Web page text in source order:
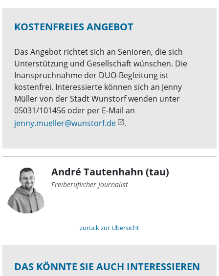
KOSTENFREIES ANGEBOT
Das Angebot richtet sich an Senioren, die sich
Unterstützung und Gesellschaft wünschen. Die
Inanspruchnahme der DUO-Begleitung ist
kostenfrei. Interessierte können sich an Jenny
Müller von der Stadt Wunstorf wenden unter
05031/101456 oder per E-Mail an
jenny.mueller@wunstorf.de
.
André Tautenhahn (tau)
Freiberuflicher Journalist
zurück zur Übersicht
DAS KÖNNTE SIE AUCH INTERESSIEREN